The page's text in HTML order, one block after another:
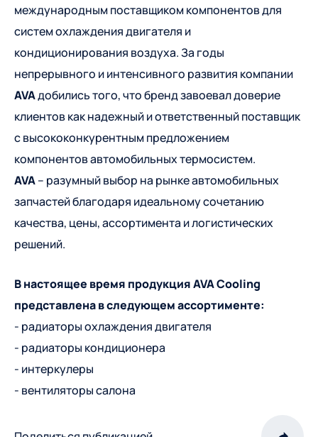
международным поставщиком компонентов для
систем охлаждения двигателя и
кондиционирования воздуха. За годы
непрерывного и интенсивного развития компании
AVAдобились того, что бренд завоевал доверие
клиентов как надежный и ответственный поставщик
с высококонкурентным предложением
компонентов автомобильных термосистем.
AVA– разумный выбор на рынке автомобильных
запчастей благодаря идеальному сочетанию
качества, цены, ассортимента и логистических
решений.
В настоящее время продукция AVA Cooling
представлена ​​в следующем ассортименте:
- радиаторы охлаждения двигателя
- радиаторы кондиционера
- интеркулеры
- вентиляторы салона